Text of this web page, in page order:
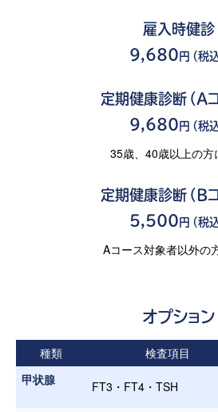
雇入時健診
9,680 円（税込
定期健康診断（Aコ
9,680 円（税込
35歳、40歳以上の方
定期健康診断（Bコ
5,500 円（税込
Aコース対象者以外の
オプション
種類 検査項目
甲状腺
FT3・FT4・TSH